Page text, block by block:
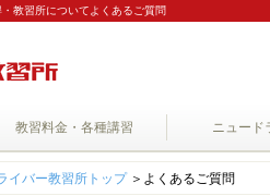
教習所についてよくあるご質問
教習料金・各種講習 ニュード
イバー教習所トップ＞ よくあるご質問